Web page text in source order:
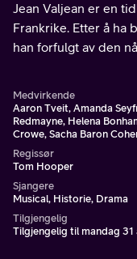
Jean Valjean er en
Frankrike. Etter å ha
han forfulgt av den
Medvirkende
Aaron Tveit, Amanda
Redmayne, Helena
Crowe, Sacha Baron
Regissør
Tom Hooper
Sjangere
Musical, Historie, Drama
Tilgjengelig
Tilgjengelig til mandag 31